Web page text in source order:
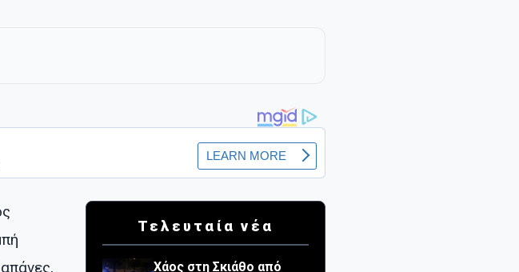
Τελευταία νέα
Χάος στη Σκιάθο από